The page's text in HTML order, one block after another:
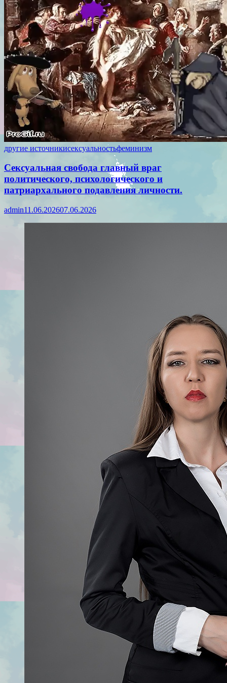
другие источникисексуальностьфеминизм
Сексуальная свобода главный враг
политического, психологического и
патриархального подавления личности.
admin11.06.202607.06.2026